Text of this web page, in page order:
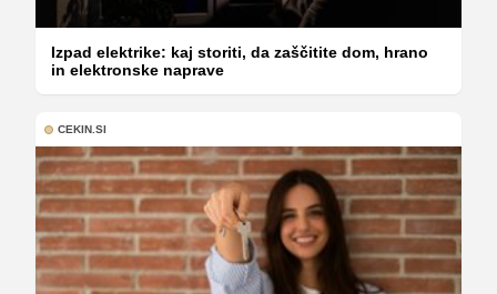
Izpad elektrike: kaj storiti, da zaščitite dom, hrano
in elektronske naprave
CEKIN.SI